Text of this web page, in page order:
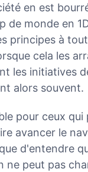
en est
de monde en
principes à
cela les
les initiatives
alors souvent.
pour ceux
avancer le
d'entendre
ne peut pas